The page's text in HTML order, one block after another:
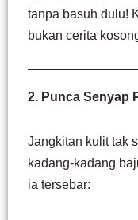
tanpa basuh dulu!
bukan cerita
2. Punca Senyap
Jangkitan kulit tak
kadang-kadang
ia tersebar: